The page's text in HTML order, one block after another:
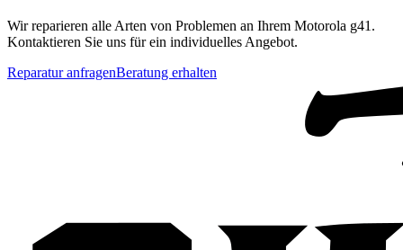
Wir reparieren alle Arten von Problemen an Ihrem Motorola g41 .
Kontaktieren Sie uns für ein individuelles Angebot.
Reparatur anfragenBeratung erhalten